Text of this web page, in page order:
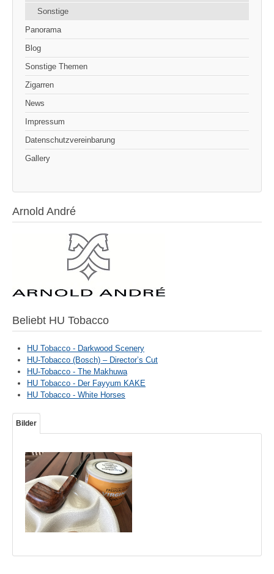
Sonstige
Panorama
Blog
Sonstige Themen
Zigarren
News
Impressum
Datenschutzvereinbarung
Gallery
Arnold André
Beliebt HU Tobacco
HU Tobacco - Darkwood Scenery
HU-Tobacco (Bosch) – Director’s Cut
HU-Tobacco - The Makhuwa
HU Tobacco - Der Fayyum KAKE
HU Tobacco - White Horses
Bilder